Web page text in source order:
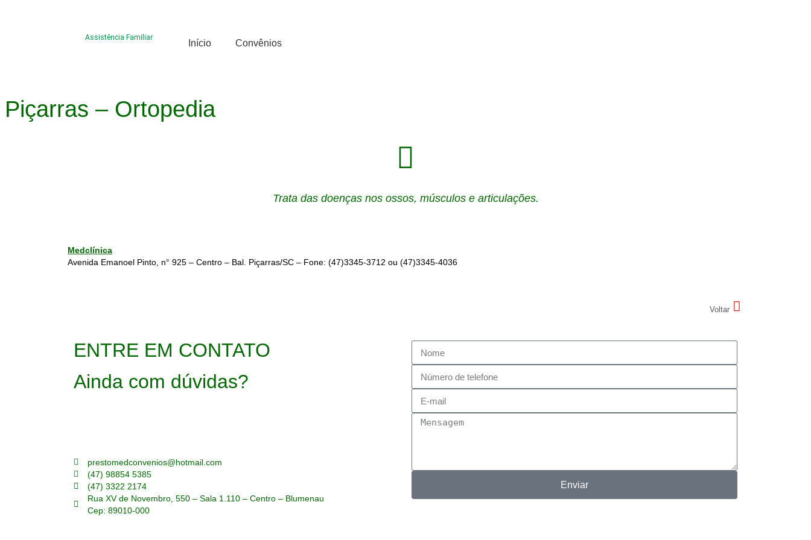
Assistência Familiar
Início Convênios
Piçarras – Ortopedia
Trata das doenças nos ossos, músculos e articulações.
Medclínica
Avenida Emanoel Pinto, n° 925 – Centro – Bal. Piçarras/SC – Fone: (47)3345-3712 ou (47)3345-4036
Voltar
ENTRE EM CONTATO
Ainda com dúvidas?
prestomedconvenios@hotmail.com
(47) 98854 5385
(47) 3322 2174
Rua XV de Novembro, 550 – Sala 1.110 – Centro – Blumenau
Cep: 89010-000
Enviar